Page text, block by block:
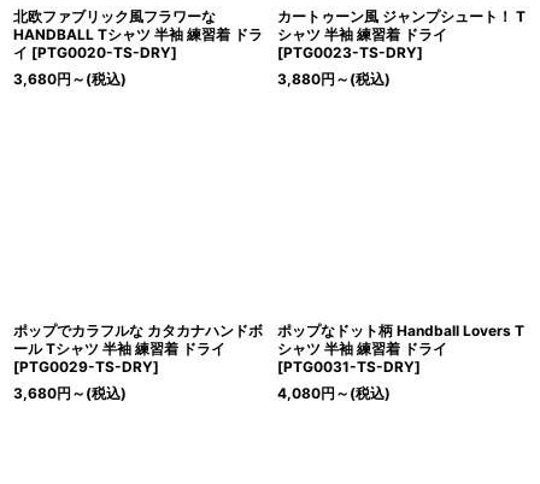
北欧ファブリック風フラワーな
HANDBALL Tシャツ 半袖 練習着 ドラ
イ [PTG0020-TS-DRY]
3,680円 ～ (税込)
カートゥーン風 ジャンプシュート！ T
シャツ 半袖 練習着 ドライ
[PTG0023-TS-DRY]
3,880円 ～ (税込)
ポップでカラフルな カタカナハンドボ
ール Tシャツ 半袖 練習着 ドライ
[PTG0029-TS-DRY]
3,680円 ～ (税込)
ポップなドット柄 Handball Lovers T
シャツ 半袖 練習着 ドライ
[PTG0031-TS-DRY]
4,080円 ～ (税込)